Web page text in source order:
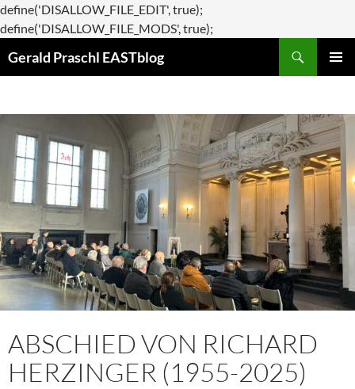
define('DISALLOW_FILE_EDIT', true);
define('DISALLOW_FILE_MODS', true);
Gerald Praschl EASTblog
ABSCHIED VON RICHARD
HERZINGER (1955-2025)